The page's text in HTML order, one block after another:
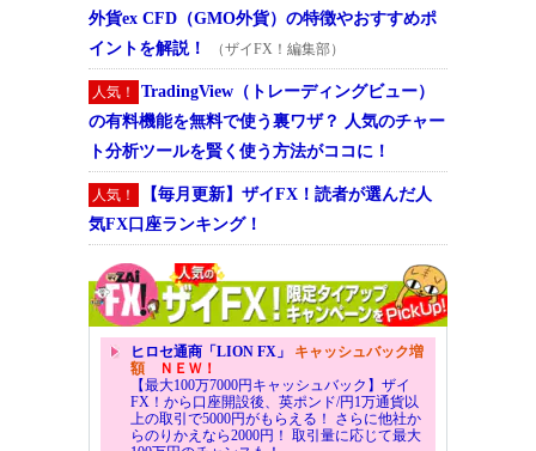
外貨ex CFD（GMO外貨）の特徴やおすすめポ
イントを解説！
（ザイFX！編集部）
人気！
TradingView（トレーディングビュー）
の有料機能を無料で使う裏ワザ？ 人気のチャー
ト分析ツールを賢く使う方法がココに！
人気！
【毎月更新】ザイFX！読者が選んだ人
気FX口座ランキング！
ヒロセ通商「LION FX」 キャッシュバック増
額ＮＥＷ！
【最大100万7000円キャッシュバック】ザイ
FX！から口座開設後、英ポンド/円1万通貨以
上の取引で5000円がもらえる！ さらに他社か
らのりかえなら2000円！ 取引量に応じて最大